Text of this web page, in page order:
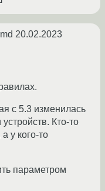
20.02.2023
с 5.3 изменилась
Кто-то
у кого-то
параметром